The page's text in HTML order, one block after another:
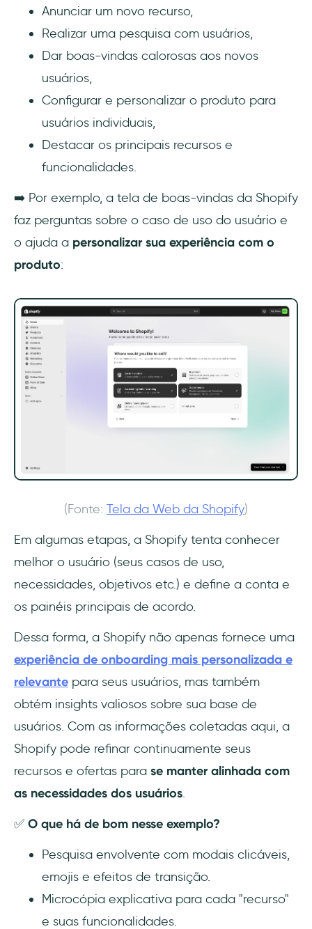
Anunciar um novo recurso,
Realizar uma pesquisa com usuários,
Dar boas-vindas calorosas aos novos
usuários,
Configurar e personalizar o produto para
usuários individuais,
Destacar os principais recursos e
funcionalidades.
➡️ Por exemplo, a tela de boas-vindas da Shopify
faz perguntas sobre o caso de uso do usuário e
o ajuda a personalizar sua experiência com o
produto:
(Fonte: Tela da Web da Shopify)
Em algumas etapas, a Shopify tenta conhecer
melhor o usuário (seus casos de uso,
necessidades, objetivos etc.) e define a conta e
os painéis principais de acordo.
Dessa forma, a Shopify não apenas fornece uma
experiência de onboarding mais personalizada e
relevante para seus usuários, mas também
obtém insights valiosos sobre sua base de
usuários. Com as informações coletadas aqui, a
Shopify pode refinar continuamente seus
recursos e ofertas para se manter alinhada com
as necessidades dos usuários.
✅ O que há de bom nesse exemplo?
Pesquisa envolvente com modais clicáveis,
emojis e efeitos de transição.
Microcópia explicativa para cada "recurso"
e suas funcionalidades.